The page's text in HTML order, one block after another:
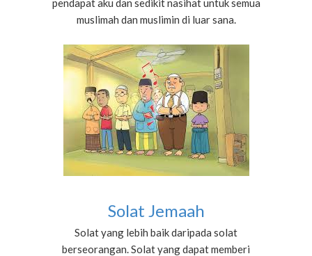
pendapat aku dan sedikit nasihat untuk semua
muslimah dan muslimin di luar sana.
Solat Jemaah
Solat yang lebih baik daripada solat
berseorangan. Solat yang dapat memberi